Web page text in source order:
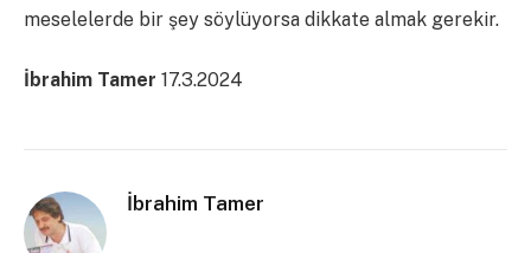
meselelerde bir şey söylüyorsa dikkate almak gerekir.
İbrahim Tamer 17.3.2024
İbrahim Tamer